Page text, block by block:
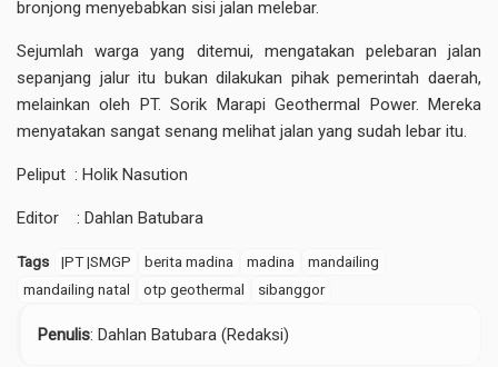
bronjong menyebabkan sisi jalan melebar.
Sejumlah warga yang ditemui, mengatakan pelebaran jalan
sepanjang jalur itu bukan dilakukan pihak pemerintah daerah,
melainkan oleh PT. Sorik Marapi Geothermal Power. Mereka
menyatakan sangat senang melihat jalan yang sudah lebar itu.
Peliput : Holik Nasution
Editor : Dahlan Batubara
Tags |PT |SMGP berita madina madina
mandailing
mandailing natal
otp geothermal sibanggor
Penulis: Dahlan Batubara (Redaksi)